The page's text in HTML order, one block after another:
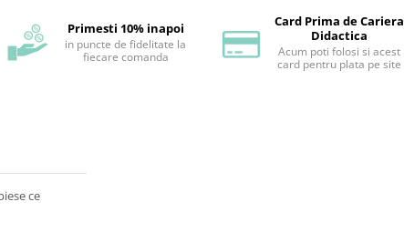
Primesti 10% inapoi
in puncte de fidelitate la
fiecare comanda
Card Prima de Cariera
Didactica
Acum poti folosi si acest
card pentru plata pe site
ce